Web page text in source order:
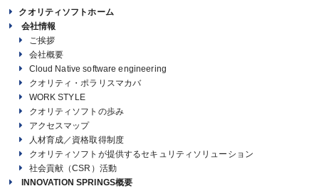
クオリティソフトホーム
会社情報
ご挨拶
会社概要
Cloud Native software engineering
クオリティ・ポラリスマカバ
WORK STYLE
クオリティソフトの歩み
アクセスマップ
人材育成／資格取得制度
クオリティソフトが提供するセキュリティソリューション
社会貢献（CSR）活動
INNOVATION SPRINGS概要